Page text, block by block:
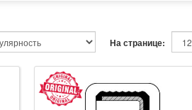
На странице: